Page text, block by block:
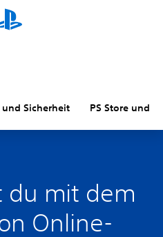
Sicherheit PS Store und
du mit dem
Online-